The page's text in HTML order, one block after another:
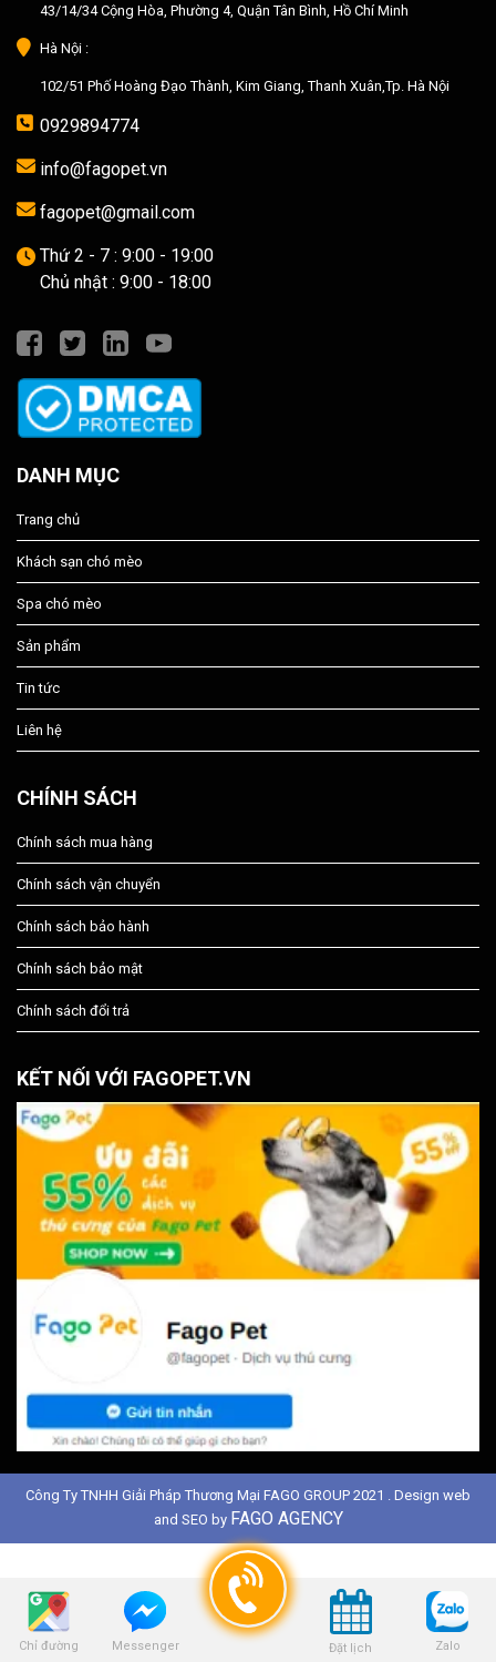
Chỉ đường Messenger Đặt lịch Zalo
43/14/34 Cộng Hòa, Phường 4, Quận Tân Bình, Hồ Chí Minh
Hà Nội :
102/51 Phố Hoàng Đạo Thành, Kim Giang, Thanh Xuân,Tp. Hà Nội
0929894774
info@fagopet.vn
fagopet@gmail.com
Thứ 2 - 7 : 9:00 - 19:00
Chủ nhật : 9:00 - 18:00
DANH MỤC
Trang chủ
Khách sạn chó mèo
Spa chó mèo
Sản phẩm
Tin tức
Liên hệ
CHÍNH SÁCH
Chính sách mua hàng
Chính sách vận chuyển
Chính sách bảo hành
Chính sách bảo mật
Chính sách đổi trả
KẾT NỐI VỚI FAGOPET.VN
Công Ty TNHH Giải Pháp Thương Mại FAGO GROUP 2021 . Design web
and SEO by FAGO AGENCY